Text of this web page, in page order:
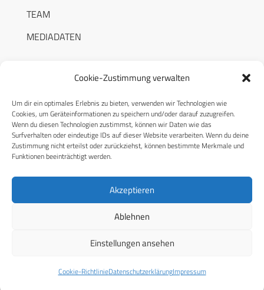
Cookie-Zustimmung verwalten
Um dir ein optimales Erlebnis zu bieten, verwenden wir Technologien wie
Cookies, um Geräteinformationen zu speichern und/oder darauf zuzugreifen.
Wenn du diesen Technologien zustimmst, können wir Daten wie das
Surfverhalten oder eindeutige IDs auf dieser Website verarbeiten. Wenn du deine
Zustimmung nicht erteilst oder zurückziehst, können bestimmte Merkmale und
Funktionen beeinträchtigt werden.
Akzeptieren
Ablehnen
Einstellungen ansehen
Cookie-RichtlinieDatenschutzerklärungImpressum
TEAM
MEDIADATEN
RECHTLICHES
Datenschutzerklärung
Cookie-Richtlinie (EU)
© 2026 CPM GmbH – Alle Rechte vorbehalten